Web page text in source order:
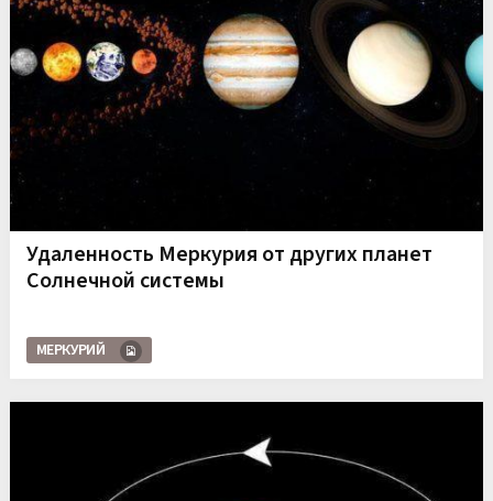
Удаленность Меркурия от других планет
Солнечной системы
МЕРКУРИЙ